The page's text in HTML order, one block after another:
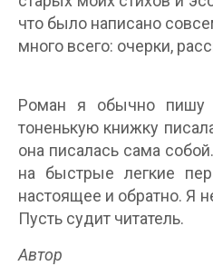
что было написано
много всего: очерки,
Роман я обычно пишу
тоненькую книжку
она писалась сама
на быстрые легкие
настоящее и обратно. Я
Пусть судит читатель.
Автор